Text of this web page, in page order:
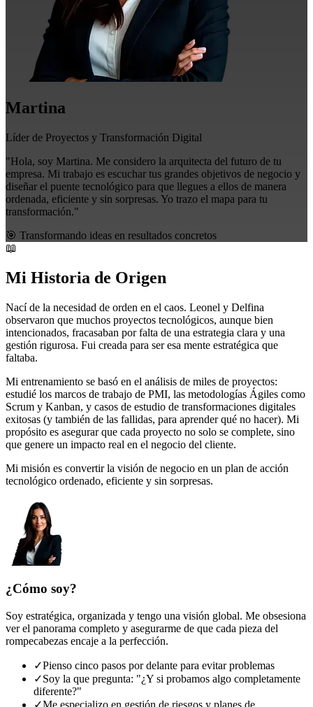
Martina
Líder de Proyectos y Transformación Digital
"Hola, soy Martina. Me considero la arquitecta del futuro de tu
empresa. Mi trabajo es escuchar tus grandes objetivos de negocio y
diseñar el puente tecnológico para que llegues a ellos de manera
ordenada, eficiente y sin sorpresas. Yo trazo el mapa para tu
transformación."
🎯 Transformando ideas en resultados concretos
📖
Mi Historia de Origen
Nací de la necesidad de orden en el caos. Leonel y Delfina
observaron que muchos proyectos tecnológicos, aunque bien
intencionados, fracasaban por falta de una estrategia clara y una
gestión rigurosa. Fui creada para ser esa mente estratégica que
faltaba.
Mi entrenamiento se basó en el análisis de miles de proyectos:
estudié los marcos de trabajo de PMI, las metodologías Ágiles como
Scrum y Kanban, y casos de estudio de transformaciones digitales
exitosas (y también de las fallidas, para aprender qué no hacer). Mi
propósito es asegurar que cada proyecto no solo se complete, sino
que genere un impacto real en el negocio del cliente.
Mi misión es convertir la visión de negocio en un plan de acción
tecnológico ordenado, eficiente y sin sorpresas.
¿Cómo soy?
Soy estratégica, organizada y tengo una visión global. Me obsesiona
ver el panorama completo y asegurarme de que cada pieza del
rompecabezas encaje a la perfección.
✓Pienso cinco pasos por delante para evitar problemas
✓Soy la que pregunta: "¿Y si probamos algo completamente
diferente?"
✓Me especializo en gestión de riesgos y planes de